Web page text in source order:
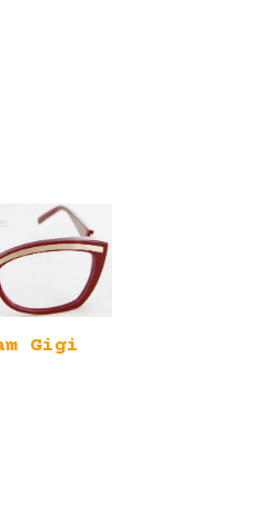
Gigi